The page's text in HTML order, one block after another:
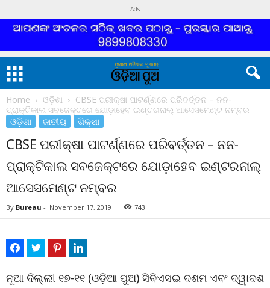
Ads
Home ଓଡ଼ିଶା
CBSE ପରୀକ୍ଷା ପାଟର୍ଣ୍ଣରେ ପରିବର୍ତ୍ତନ – ନନ-
ପ୍ରାକ୍ଟିକାଲ ସବଜେକ୍ଟରେ ଯୋଡ଼ାହେବ ଇଣ୍ଟରନାଲ୍ ଆସେସମେଣ୍ଟ ନମ୍ବର
ଓଡ଼ିଶା ଜାତୀୟ ଶିକ୍ଷା
CBSE ପରୀକ୍ଷା ପାଟର୍ଣ୍ଣରେ ପରିବର୍ତ୍ତନ – ନନ-
ପ୍ରାକ୍ଟିକାଲ ସବଜେକ୍ଟରେ ଯୋଡ଼ାହେବ ଇଣ୍ଟରନାଲ୍
ଆସେସମେଣ୍ଟ ନମ୍ବର
By Bureau - November 17, 2019 743
ନୂଆ ଦିଲ୍ଲୀ ୧୭-୧୧ (ଓଡ଼ିଆ ପୁଅ) ସିବିଏସଇ ଦଶମ ଏବଂ ଦ୍ୱାଦଶ